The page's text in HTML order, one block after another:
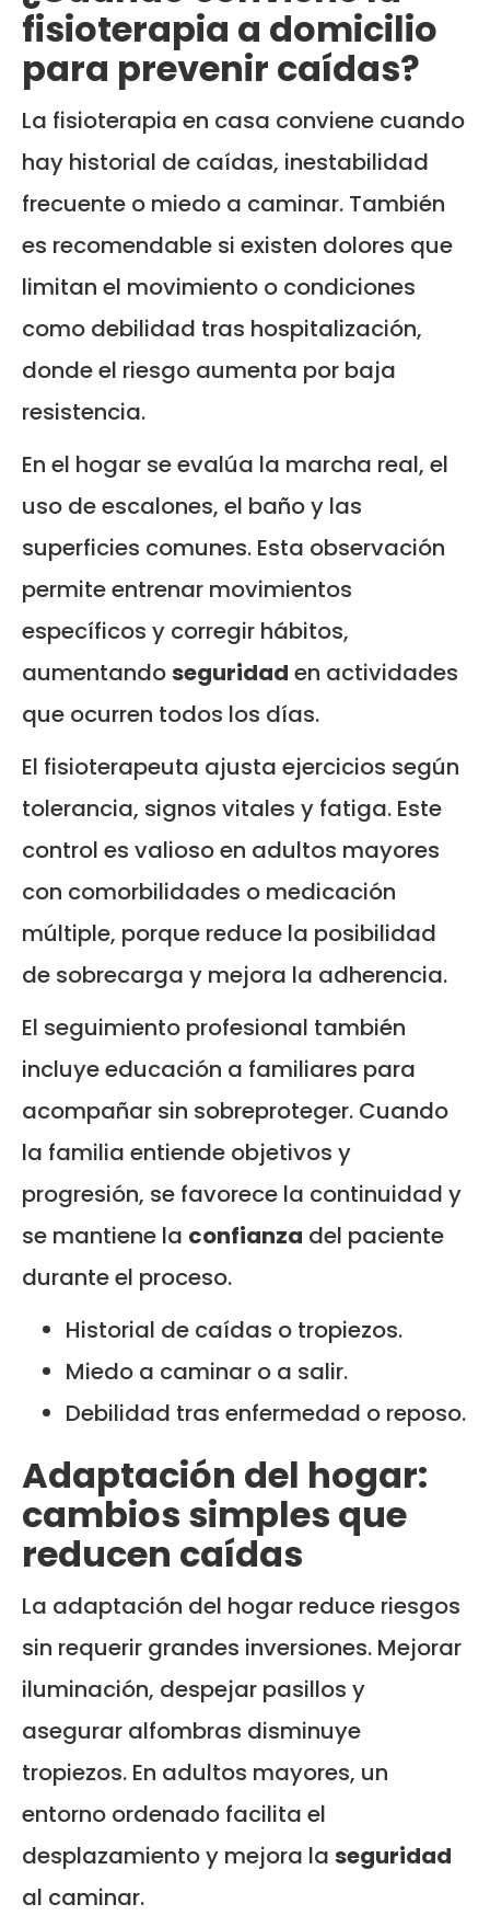
fisioterapia a domicilio
para prevenir caídas?
La fisioterapia en casa conviene cuando
hay historial de caídas, inestabilidad
frecuente o miedo a caminar. También
es recomendable si existen dolores que
limitan el movimiento o condiciones
como debilidad tras hospitalización,
donde el riesgo aumenta por baja
resistencia.
En el hogar se evalúa la marcha real, el
uso de escalones, el baño y las
superficies comunes. Esta observación
permite entrenar movimientos
específicos y corregir hábitos,
aumentandoseguridad en actividades
que ocurren todos los días.
El fisioterapeuta ajusta ejercicios según
tolerancia, signos vitales y fatiga. Este
control es valioso en adultos mayores
con comorbilidades o medicación
múltiple, porque reduce la posibilidad
de sobrecarga y mejora la adherencia.
El seguimiento profesional también
incluye educación a familiares para
acompañar sin sobreproteger. Cuando
la familia entiende objetivos y
progresión, se favorece la continuidad y
se mantiene la confianza del paciente
durante el proceso.
Historial de caídas o tropiezos.
Miedo a caminar o a salir.
Debilidad tras enfermedad o reposo.
Adaptación del hogar:
cambios simples que
reducen caídas
La adaptación del hogar reduce riesgos
sin requerir grandes inversiones. Mejorar
iluminación, despejar pasillos y
asegurar alfombras disminuye
tropiezos. En adultos mayores, un
entorno ordenado facilita el
desplazamiento y mejora la seguridad
al caminar.